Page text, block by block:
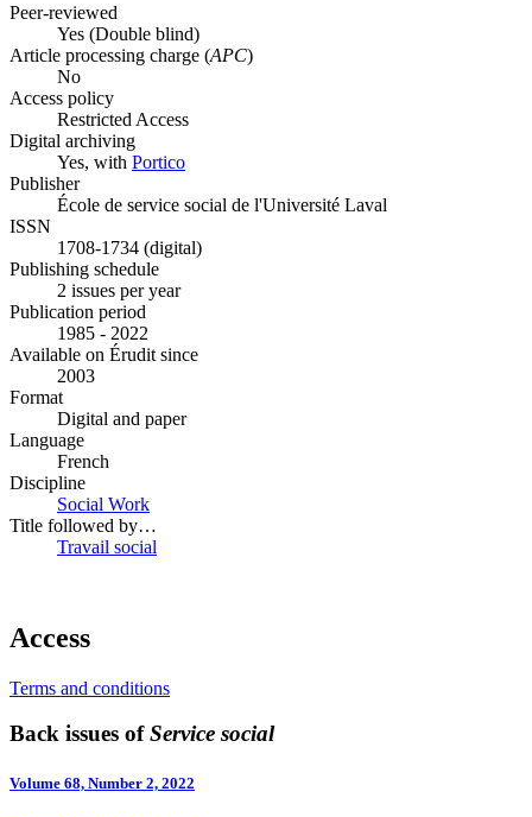
Peer-reviewed
Yes (Double blind)
Article processing charge (APC)
No
Access policy
Restricted Access
Digital archiving
Yes, with Portico
Publisher
École de service social de l'Université Laval
ISSN
1708-1734 (digital)
Publishing schedule
2 issues per year
Publication period
1985 - 2022
Available on Érudit since
2003
Format
Digital and paper
Language
French
Discipline
Social Work
Title followed by…
Travail social
Access
Terms and conditions
Back issues ofService social
Volume 68, Number 2, 2022